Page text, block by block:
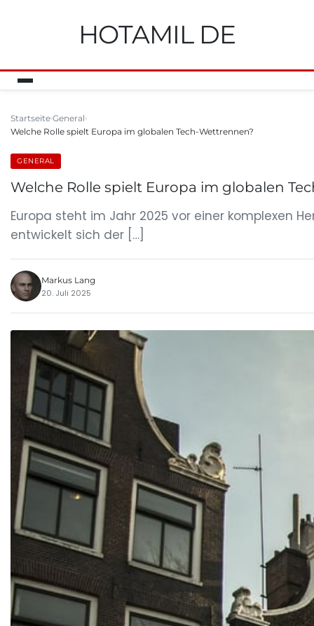
HOTAMIL DE
Startseite General
Welche Rolle spielt Europa im globalen Tech-Wettrennen?
GENERAL
Welche Rolle spielt Europa im globalen
Europa steht im Jahr 2025 vor einer komplexen
entwickelt sich der […]
Markus Lang
20. Juli 2025